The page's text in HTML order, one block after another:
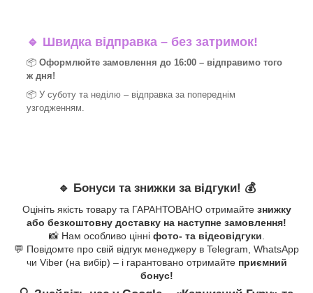
🔹 Швидка відправка – без затримок!
📦 Оформлюйте замовлення до 16:00 – відправимо того
ж дня!
📦 У суботу та неділю – відправка за попереднім
узгодженням.
🔹 Бонуси та знижки за відгуки! 💰
Оцініть якість товару та ГАРАНТОВАНО отримайте знижку
або безкоштовну доставку на наступне замовлення!
📸 Нам особливо цінні фото- та відеовідгуки.
💬 Повідомте про свій відгук менеджеру в Telegram, WhatsApp
чи Viber (на вибір) – і гарантовано отримайте приємний
бонус!